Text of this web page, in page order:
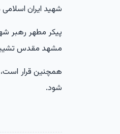
شهید ایران اسلامی هم روز جمعه ۱۲
مشهد مقدس
شود.